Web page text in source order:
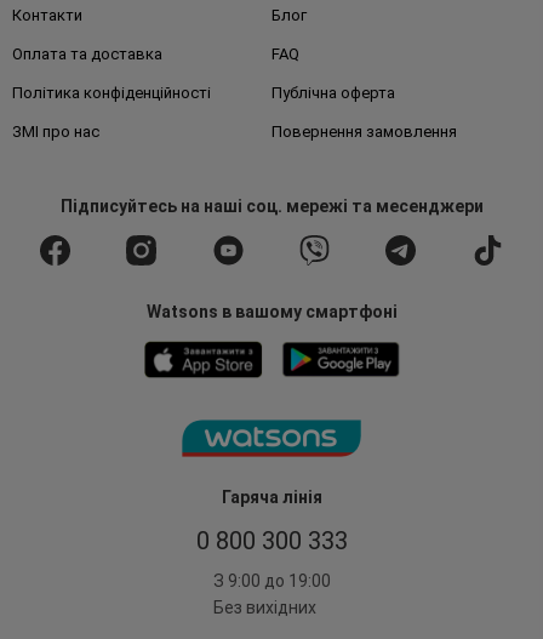
Гаряча лінія
0 800 300 333
З 9:00 до 19:00
Без вихідних
Контакти Блог
Оплата та доставка FAQ
Політика конфіденційності Публічна оферта
ЗМІ про нас Повернення замовлення
Підписуйтесьна наші соц. мережі та месенджери
Watsons в вашому смартфоні